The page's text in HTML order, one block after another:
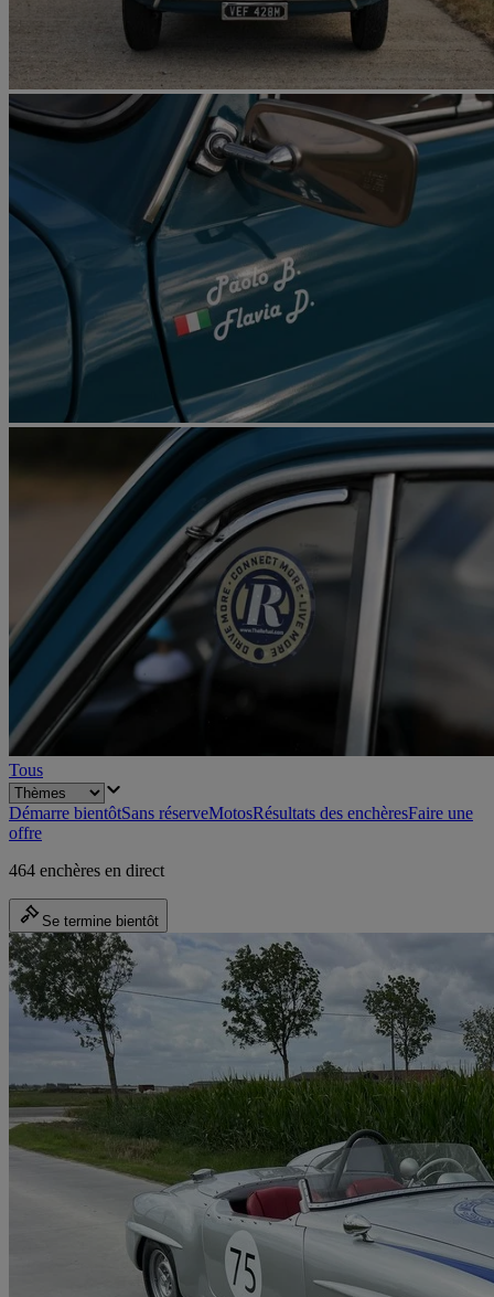
Tous
Démarre bientôtSans réserveMotosRésultats des enchèresFaire une
offre
464 enchères en direct
Se termine bientôt